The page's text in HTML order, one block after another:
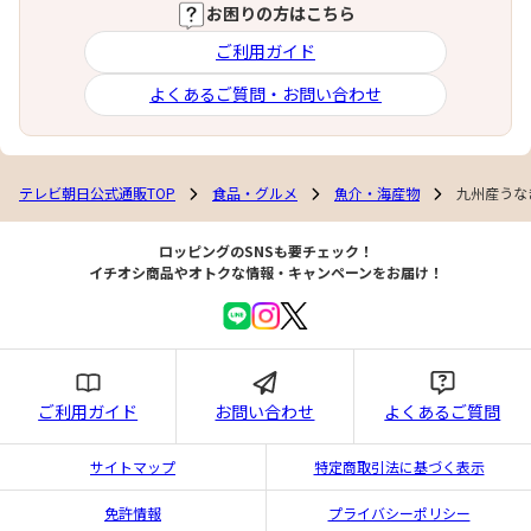
お困りの方はこちら
ご利用ガイド
よくあるご質問・お問い合わせ
テレビ朝日公式通販TOP 食品・グルメ 魚介・海産物 九州産う
ロッピングのSNSも要チェック！
イチオシ商品やオトクな情報・キャンペーンをお届け！
ご利用ガイド お問い合わせ よくあるご質問
サイトマップ 特定商取引法に基づく表示
免許情報 プライバシーポリシー